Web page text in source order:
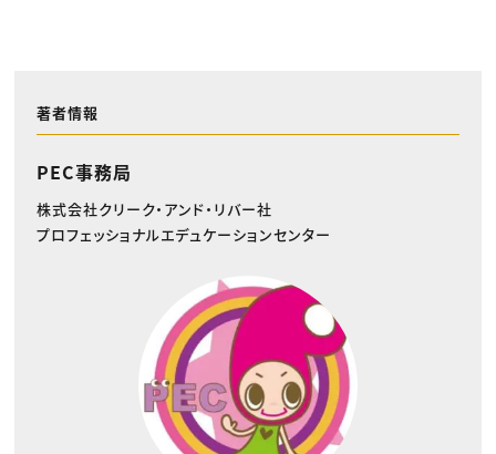
著者情報
PEC事務局
株式会社クリーク・アンド・リバー社
プロフェッショナルエデュケーションセンター